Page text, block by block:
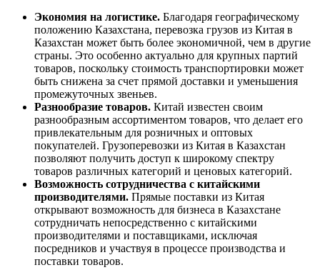
Экономия на логистике. Благодаря географическому
положению Казахстана, перевозка грузов из Китая в
Казахстан может быть более экономичной, чем в другие
страны. Это особенно актуально для крупных партий
товаров, поскольку стоимость транспортировки может
быть снижена за счет прямой доставки и уменьшения
промежуточных звеньев.
Разнообразие товаров. Китай известен своим
разнообразным ассортиментом товаров, что делает его
привлекательным для розничных и оптовых
покупателей. Грузоперевозки из Китая в Казахстан
позволяют получить доступ к широкому спектру
товаров различных категорий и ценовых категорий.
Возможность сотрудничества с китайскими
производителями. Прямые поставки из Китая
открывают возможность для бизнеса в Казахстане
сотрудничать непосредственно с китайскими
производителями и поставщиками, исключая
посредников и участвуя в процессе производства и
поставки товаров.